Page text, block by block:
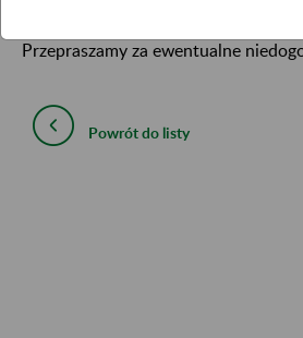
Przepraszamy za ewentualne
Powrót do listy